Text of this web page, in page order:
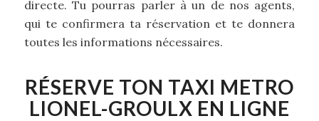
directe. Tu pourras parler à un de nos agents,
qui te confirmera ta réservation et te donnera
toutes les informations nécessaires.
RÉSERVE TON TAXI METRO
LIONEL-GROULX EN LIGNE